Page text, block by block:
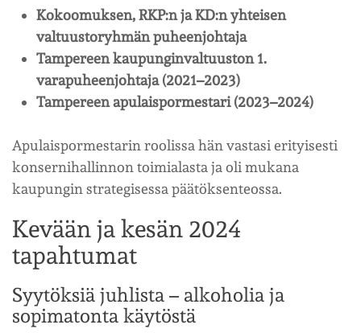
Kokoomuksen, RKP:n ja KD:n yhteisen
valtuustoryhmän puheenjohtaja
Tampereen kaupunginvaltuuston 1.
varapuheenjohtaja (2021–2023)
Tampereen apulaispormestari (2023–2024)
Apulaispormestarin roolissa hän vastasi erityisesti
konsernihallinnon toimialasta ja oli mukana
kaupungin strategisessa päätöksenteossa.
Kevään ja kesän 2024
tapahtumat
Syytöksiä juhlista – alkoholia ja
sopimatonta käytöstä